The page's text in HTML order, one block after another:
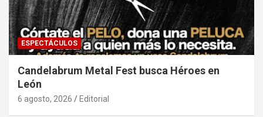
ESPECTÁCULOS
Candelabrum Metal Fest busca Héroes en
León
6 agosto, 2026 Editorial